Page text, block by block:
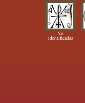
No
identificadas